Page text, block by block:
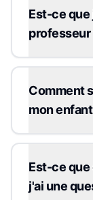
Est-ce que
professeur
Comment
mon
Est-ce que
j'ai une